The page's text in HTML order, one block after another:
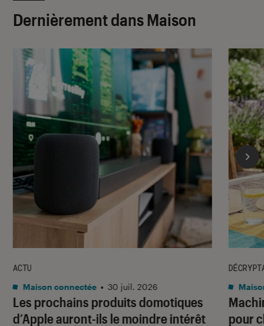
Dernièrement dans Maison
Les prochains produits domotiques
d’Apple auront-ils le moindre intérêt
ACTU
Maison connectée • 30 juil. 2026
pour